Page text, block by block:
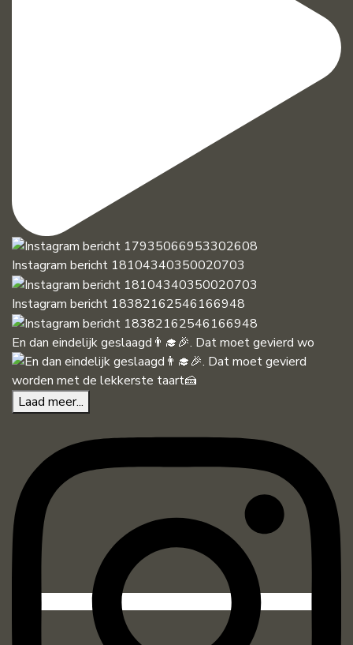
Instagram bericht 18104340350020703
Instagram bericht 18382162546166948
En dan eindelijk geslaagd👨‍🎓🎉. Dat moet gevierd wo
Laad meer...